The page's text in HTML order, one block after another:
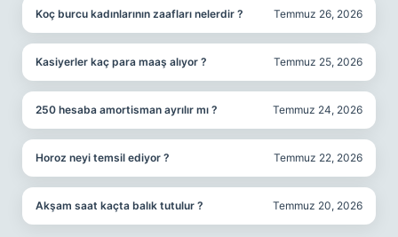
Koç burcu kadınlarının zaafları nelerdir ? Temmuz 26, 2026
Kasiyerler kaç para maaş alıyor ? Temmuz 25, 2026
250 hesaba amortisman ayrılır mı ? Temmuz 24, 2026
Horoz neyi temsil ediyor ? Temmuz 22, 2026
Akşam saat kaçta balık tutulur ? Temmuz 20, 2026